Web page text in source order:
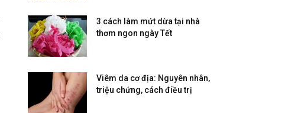
3 cách làm mứt dừa tại nhà
thơm ngon ngày Tết
Viêm da cơ địa: Nguyên nhân,
triệu chứng, cách điều trị